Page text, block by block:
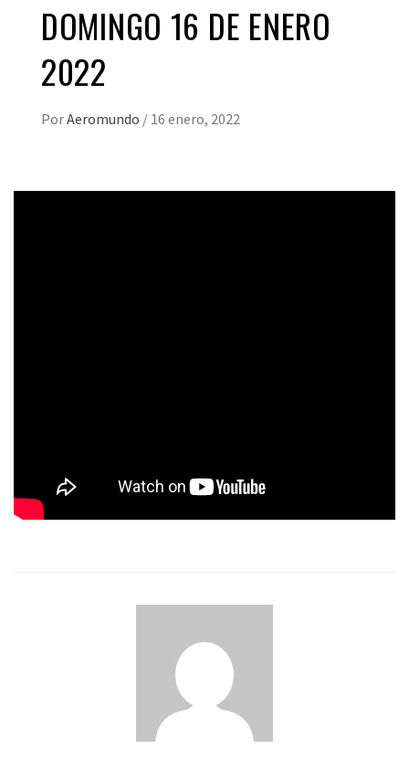
DOMINGO 16 DE ENERO
2022
PorAeromundo / 16 enero, 2022